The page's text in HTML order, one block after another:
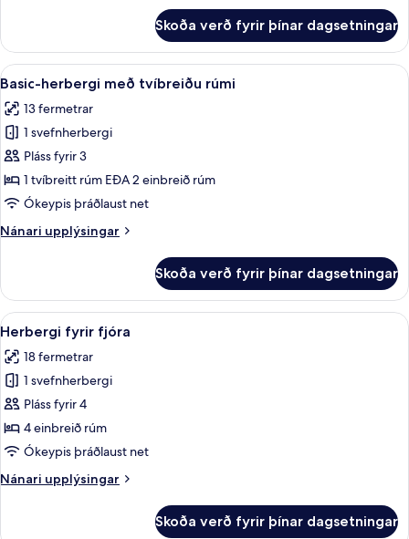
Skoða verð fyrir þínar dagsetningar
Skoða
allar
myndir
fyrir
Basic-
herbergi
með
rúmi
Basic-herbergi með tvíbreiðu rúmi
6
Basic-herbergi með tvíbreiðu rúmi
13 fermetrar
1 svefnherbergi
Pláss fyrir 3
1 tvíbreitt rúm EÐA 2 einbreið rúm
Ókeypis þráðlaust net
Nánari upplýsingar
Nánari
herbergi
með
tvíbreiðu
Skoða verð fyrir þínar dagsetningar
Skoða
allar
myndir
fyrir
Herbergi
fyrir
fjóra
Dúnsængur, öryggishólf í herbergi,
6
Herbergi fyrir fjóra
18 fermetrar
1 svefnherbergi
Pláss fyrir 4
4 einbreið rúm
Ókeypis þráðlaust net
Nánari upplýsingar
Nánari
Skoða verð fyrir þínar dagsetningar